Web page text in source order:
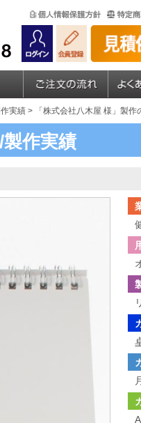
実績 > 「株式会社八木屋 様」製作
作実績